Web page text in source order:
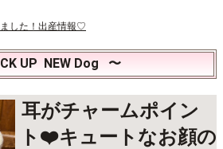
した！出産情報♡
UP NEW Dog 〜
耳がチャームポイン
ト❤️キュートなお顔の